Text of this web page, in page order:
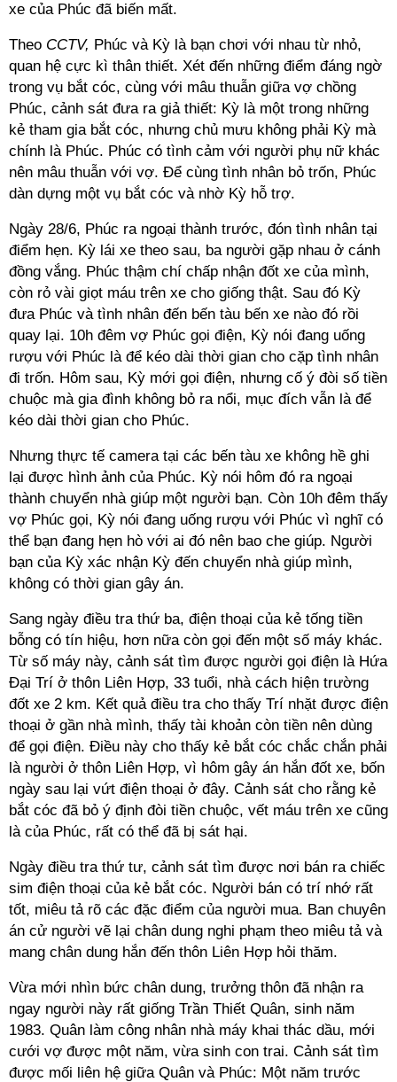
xe của Phúc đã biến mất.
Theo CCTV, Phúc và Kỳ là bạn chơi với nhau từ nhỏ,
quan hệ cực kì thân thiết. Xét đến những điểm đáng ngờ
trong vụ bắt cóc, cùng với mâu thuẫn giữa vợ chồng
Phúc, cảnh sát đưa ra giả thiết: Kỳ là một trong những
kẻ tham gia bắt cóc, nhưng chủ mưu không phải Kỳ mà
chính là Phúc. Phúc có tình cảm với người phụ nữ khác
nên mâu thuẫn với vợ. Để cùng tình nhân bỏ trốn, Phúc
dàn dựng một vụ bắt cóc và nhờ Kỳ hỗ trợ.
Ngày 28/6, Phúc ra ngoại thành trước, đón tình nhân tại
điểm hẹn. Kỳ lái xe theo sau, ba người gặp nhau ở cánh
đồng vắng. Phúc thậm chí chấp nhận đốt xe của mình,
còn rỏ vài giọt máu trên xe cho giống thật. Sau đó Kỳ
đưa Phúc và tình nhân đến bến tàu bến xe nào đó rồi
quay lại. 10h đêm vợ Phúc gọi điện, Kỳ nói đang uống
rượu với Phúc là để kéo dài thời gian cho cặp tình nhân
đi trốn. Hôm sau, Kỳ mới gọi điện, nhưng cố ý đòi số tiền
chuộc mà gia đình không bỏ ra nổi, mục đích vẫn là để
kéo dài thời gian cho Phúc.
Nhưng thực tế camera tại các bến tàu xe không hề ghi
lại được hình ảnh của Phúc. Kỳ nói hôm đó ra ngoại
thành chuyển nhà giúp một người bạn. Còn 10h đêm thấy
vợ Phúc gọi, Kỳ nói đang uống rượu với Phúc vì nghĩ có
thể bạn đang hẹn hò với ai đó nên bao che giúp. Người
bạn của Kỳ xác nhận Kỳ đến chuyển nhà giúp mình,
không có thời gian gây án.
Sang ngày điều tra thứ ba, điện thoại của kẻ tống tiền
bỗng có tín hiệu, hơn nữa còn gọi đến một số máy khác.
Từ số máy này, cảnh sát tìm được người gọi điện là Hứa
Đại Trí ở thôn Liên Hợp, 33 tuổi, nhà cách hiện trường
đốt xe 2 km. Kết quả điều tra cho thấy Trí nhặt được điện
thoại ở gần nhà mình, thấy tài khoản còn tiền nên dùng
để gọi điện. Điều này cho thấy kẻ bắt cóc chắc chắn phải
là người ở thôn Liên Hợp, vì hôm gây án hắn đốt xe, bốn
ngày sau lại vứt điện thoại ở đây. Cảnh sát cho rằng kẻ
bắt cóc đã bỏ ý định đòi tiền chuộc, vết máu trên xe cũng
là của Phúc, rất có thể đã bị sát hại.
Ngày điều tra thứ tư, cảnh sát tìm được nơi bán ra chiếc
sim điện thoại của kẻ bắt cóc. Người bán có trí nhớ rất
tốt, miêu tả rõ các đặc điểm của người mua. Ban chuyên
án cử người vẽ lại chân dung nghi phạm theo miêu tả và
mang chân dung hắn đến thôn Liên Hợp hỏi thăm.
Vừa mới nhìn bức chân dung, trưởng thôn đã nhận ra
ngay người này rất giống Trần Thiết Quân, sinh năm
1983. Quân làm công nhân nhà máy khai thác dầu, mới
cưới vợ được một năm, vừa sinh con trai. Cảnh sát tìm
được mối liên hệ giữa Quân và Phúc: Một năm trước